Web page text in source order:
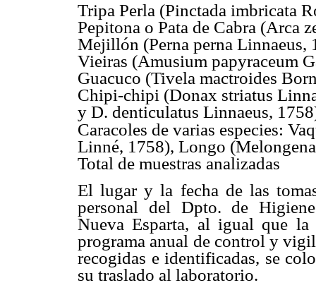
Tripa Perla (Pinctada
Pepitona o Pata de Cabra
Mejillón (Perna perna
Vieiras (Amusium
Guacuco (Tivela
Chipi-chipi (Donax striatus
y D. denticulatus
Caracoles de varias especies:
Linné, 1758), Longo
Total de muestras
El lugar y la fecha de las
personal del Dpto. de
Nueva Esparta, al igual que la
programa anual de control y
recogidas e identificadas, se
su traslado al laboratorio.